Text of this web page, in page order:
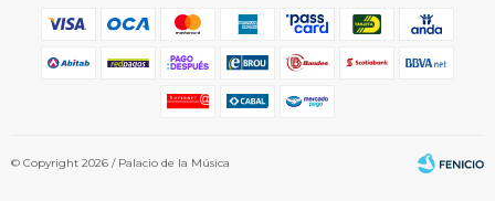
© Copyright 2026 / Palacio de la Música